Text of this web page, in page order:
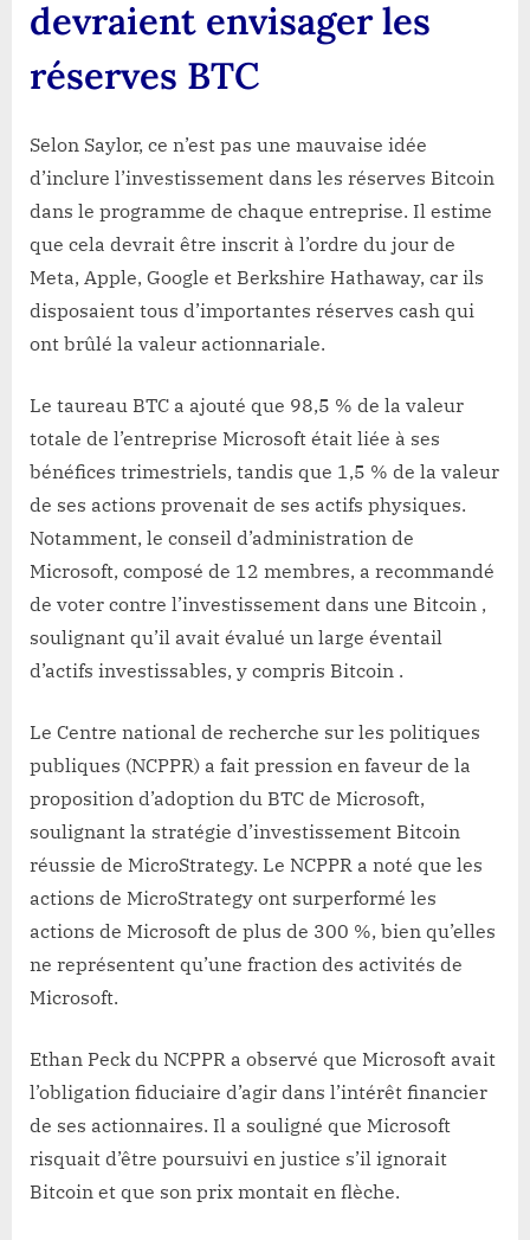
devraient envisager les
réserves BTC
Selon Saylor, ce n’est pas une mauvaise idée
d’inclure l’investissement dans les réserves Bitcoin
dans le programme de chaque entreprise. Il estime
que cela devrait être inscrit à l’ordre du jour de
Meta, Apple, Google et Berkshire Hathaway, car ils
disposaient tous d’importantes réserves cash qui
ont brûlé la valeur actionnariale.
Le taureau BTC a ajouté que 98,5 % de la valeur
totale de l’entreprise Microsoft était liée à ses
bénéfices trimestriels, tandis que 1,5 % de la valeur
de ses actions provenait de ses actifs physiques.
Notamment, le conseil d’administration de
Microsoft, composé de 12 membres, a recommandé
de voter contre l’investissement dans une Bitcoin ,
soulignant qu’il avait évalué un large éventail
d’actifs investissables, y compris Bitcoin .
Le Centre national de recherche sur les politiques
publiques (NCPPR) a fait pression en faveur de la
proposition d’adoption du BTC de Microsoft,
soulignant la stratégie d’investissement Bitcoin
réussie de MicroStrategy. Le NCPPR a noté que les
actions de MicroStrategy ont surperformé les
actions de Microsoft de plus de 300 %, bien qu’elles
ne représentent qu’une fraction des activités de
Microsoft.
Ethan Peck du NCPPR a observé que Microsoft avait
l’obligation fiduciaire d’agir dans l’intérêt financier
de ses actionnaires. Il a souligné que Microsoft
risquait d’être poursuivi en justice s’il ignorait
Bitcoin et que son prix montait en flèche.